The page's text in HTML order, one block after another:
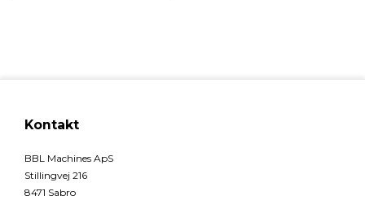
Kontakt
BBL Machines ApS
Stillingvej 216
8471 Sabro